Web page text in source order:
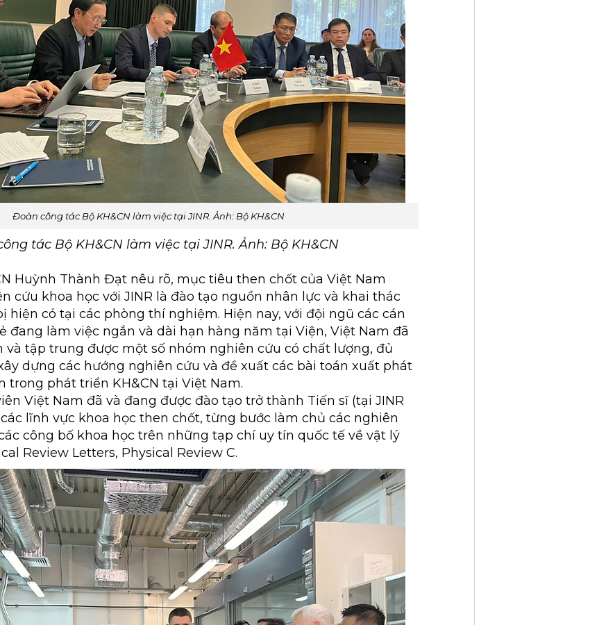
Đoàn công tác Bộ KH&CN làm việc tại JINR. Ảnh: Bộ KH&CN
tác Bộ KH&CN làm việc tại JINR. Ảnh: Bộ KH&CN
Huỳnh Thành Đạt nêu rõ, mục tiêu then chốt của Việt Nam
cứu khoa học với JINR là đào tạo nguồn nhân lực và khai thác
hiện có tại các phòng thí nghiệm. Hiện nay, với đội ngũ các cán
đang làm việc ngắn và dài hạn hàng năm tại Viện, Việt Nam đã
và tập trung được một số nhóm nghiên cứu có chất lượng, đủ
dựng các hướng nghiên cứu và đề xuất các bài toán xuất phát
trong phát triển KH&CN tại Việt Nam.
Việt Nam đã và đang được đào tạo trở thành Tiến sĩ (tại JINR
lĩnh vực khoa học then chốt, từng bước làm chủ các nghiên
công bố khoa học trên những tạp chí uy tín quốc tế về vật lý
Review Letters, Physical Review C.